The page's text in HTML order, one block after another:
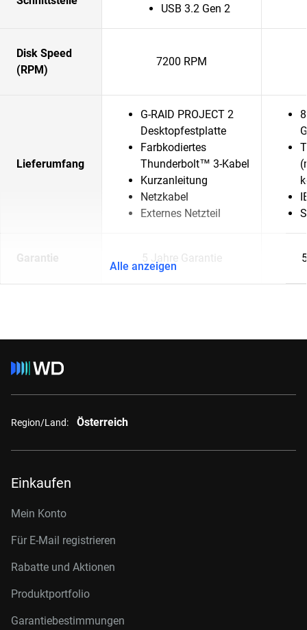
USB 3.2 Gen 2
Disk Speed
(RPM)
7200 RPM
Lieferumfang
G-RAID PROJECT 2
Desktopfestplatte
Farbkodiertes
Thunderbolt™ 3-Kabel
Kurzanleitung
Netzkabel
Externes Netzteil
Garantie 5 Jahre Garantie
Alle anzeigen
Region/Land: Österreich
Einkaufen
Mein Konto
Für E-Mail registrieren
Rabatte und Aktionen
Produktportfolio
Garantiebestimmungen